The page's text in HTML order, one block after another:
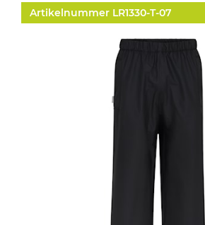
Artikelnummer LR1330-T-07